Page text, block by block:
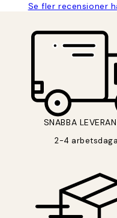
Se fler recensioner
SNABBA
2-4